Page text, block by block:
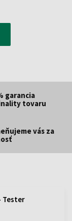
garancia
tovaru
vás za
Tester